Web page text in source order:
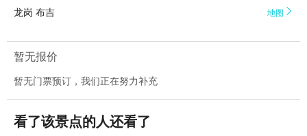
龙岗 布吉 地图 
暂无报价
暂无门票预订，我们正在努力补充
看了该景点的人还看了